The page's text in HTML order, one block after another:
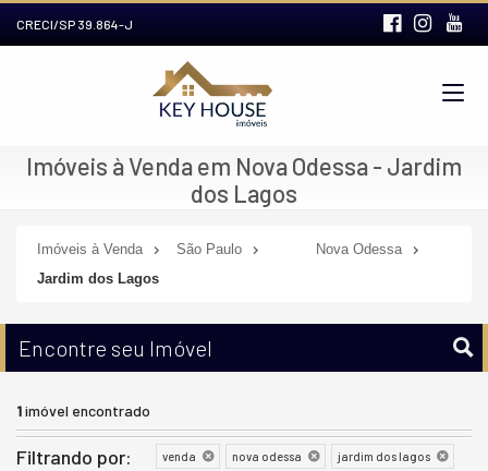
CRECI/SP 39.864-J
Imóveis à Venda em Nova Odessa - Jardim
dos Lagos
Imóveis à Venda São Paulo
Nova Odessa
Jardim dos Lagos
Encontre seu Imóvel
1imóvel encontrado
Filtrando por: venda nova odessa
jardim dos lagos